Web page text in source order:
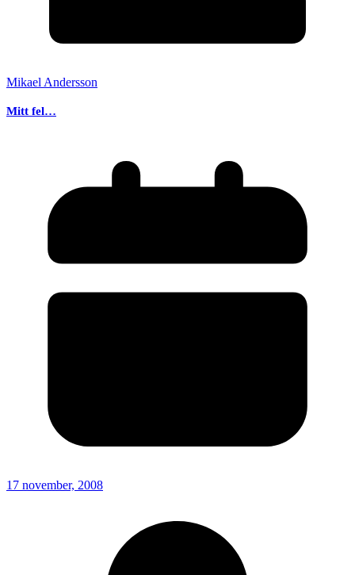
Mikael Andersson
Mitt fel…
17 november, 2008